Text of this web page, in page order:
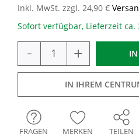
Inkl. MwSt. zzgl. 24,90 €
Sofort verfügbar, Lieferzeit ca.
- +
IN IHREM
FRAGEN MERKEN TEILEN